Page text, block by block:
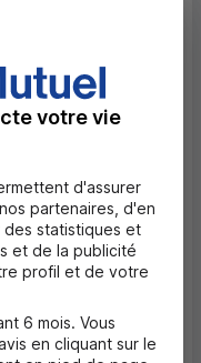
à
majeur ?
votre vie
d'assurer
partenaires, d'en
des statistiques et
et de la publicité
profil et de votre
6 mois. Vous
en cliquant sur le